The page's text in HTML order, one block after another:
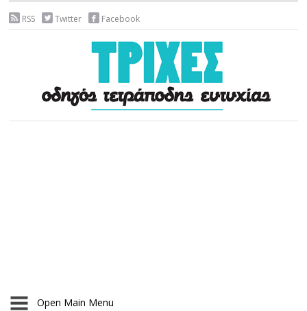
RSS Twitter Facebook
Open Main Menu